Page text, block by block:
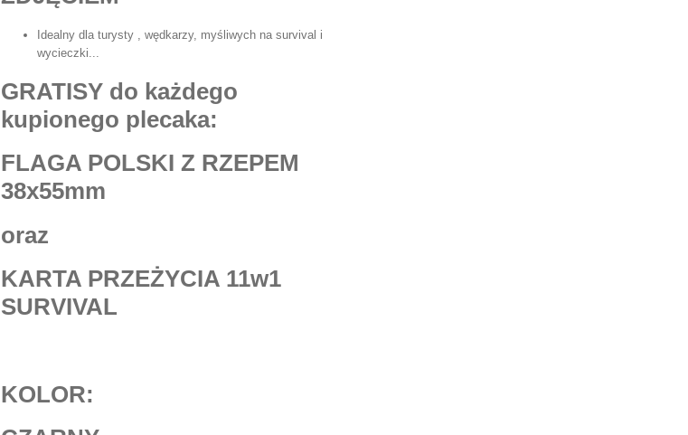
Idealny dla turysty , wędkarzy, myśliwych na survival i
wycieczki...
GRATISY do każdego
kupionego plecaka:
FLAGA POLSKI Z RZEPEM
38x55mm
oraz
KARTA PRZEŻYCIA 11w1
SURVIVAL
KOLOR: